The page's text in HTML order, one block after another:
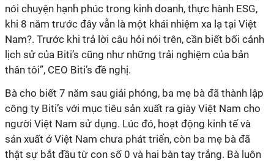
nói chuyện hạnh phúc trong kinh doanh, thực hành ESG,
khi 8 năm trước đây vẫn là một khái nhiệm xa lạ tại Việt
Nam?. Trước khi trả lời câu hỏi nói trên, cần biết bối cảnh
lịch sử của Biti’s cũng như những trải nghiệm của bản
thân tôi”, CEO Biti’s đề nghị.
Bà cho biết 7 năm sau giải phóng, ba mẹ bà đã thành lập
công ty Biti’s với mục tiêu sản xuất ra giày Việt Nam cho
người Việt Nam sử dụng. Lúc đó, hoạt động kinh tế và
sản xuất ở Việt Nam chưa phát triển, còn ba mẹ bà đã
thật sự bắt đầu từ con số 0 và hai bàn tay trắng. Bà luôn